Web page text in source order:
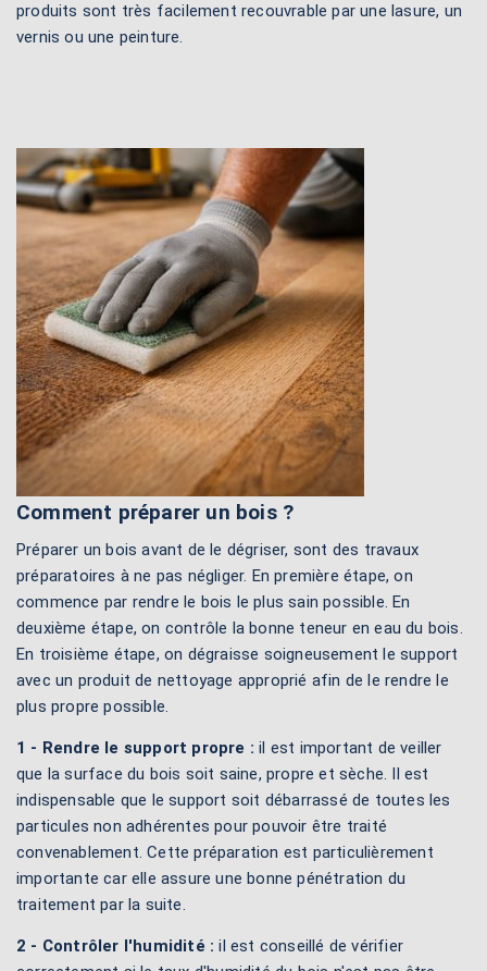
produits sont très facilement recouvrable par une lasure, un
vernis ou une peinture.
Comment préparer un bois ?
Préparer un bois avant de le dégriser, sont des travaux
préparatoires à ne pas négliger. En première étape, on
commence par rendre le bois le plus sain possible. En
deuxième étape, on contrôle la bonne teneur en eau du bois.
En troisième étape, on dégraisse soigneusement le support
avec un produit de nettoyage approprié afin de le rendre le
plus propre possible.
1 - Rendre le support propre : il est important de veiller
que la surface du bois soit saine, propre et sèche. Il est
indispensable que le support soit débarrassé de toutes les
particules non adhérentes pour pouvoir être traité
convenablement. Cette préparation est particulièrement
importante car elle assure une bonne pénétration du
traitement par la suite.
2 - Contrôler l'humidité : il est conseillé de vérifier